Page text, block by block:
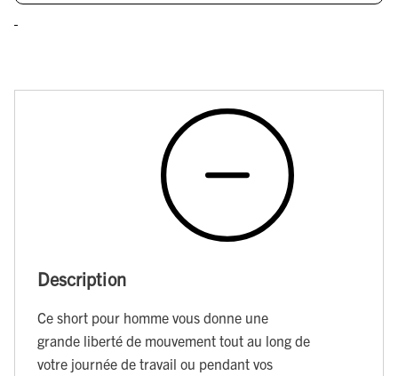
Description
Ce short pour homme vous donne une
grande liberté de mouvement tout au long de
votre journée de travail ou pendant vos